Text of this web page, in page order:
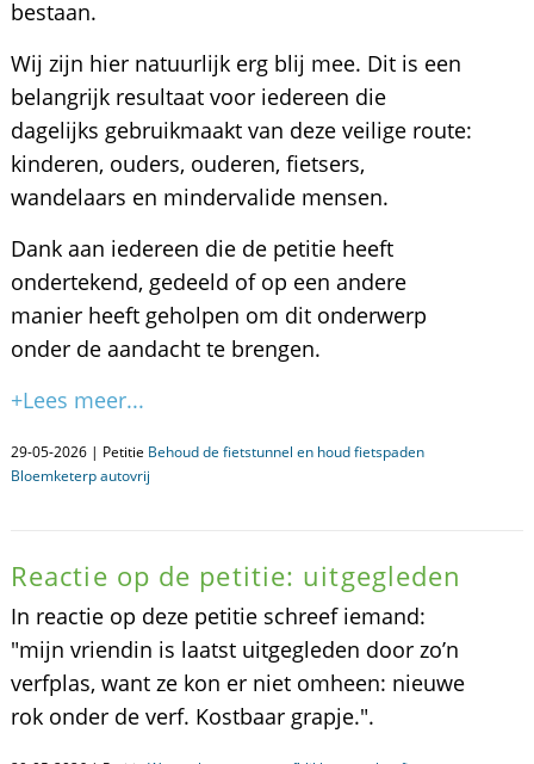
bestaan.
Wij zijn hier natuurlijk erg blij mee. Dit is een
belangrijk resultaat voor iedereen die
dagelijks gebruikmaakt van deze veilige route:
kinderen, ouders, ouderen, fietsers,
wandelaars en mindervalide mensen.
Dank aan iedereen die de petitie heeft
ondertekend, gedeeld of op een andere
manier heeft geholpen om dit onderwerp
onder de aandacht te brengen.
+Lees meer...
29-05-2026 | Petitie Behoud de fietstunnel en houd fietspaden
Bloemketerp autovrij
Reactie op de petitie: uitgegleden
In reactie op deze petitie schreef iemand:
"mijn vriendin is laatst uitgegleden door zo’n
verfplas, want ze kon er niet omheen: nieuwe
rok onder de verf. Kostbaar grapje.".